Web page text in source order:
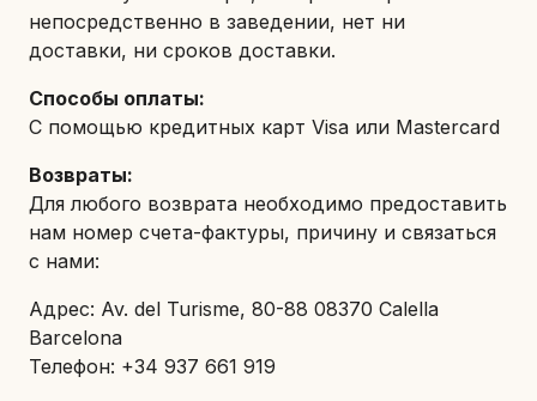
непосредственно в заведении, нет ни
доставки, ни сроков доставки.
Способы оплаты:
С помощью кредитных карт Visa или Mastercard
Возвраты:
Для любого возврата необходимо предоставить
нам номер счета-фактуры, причину и связаться
с нами:
Адрес: Av. del Turisme, 80-88 08370 Calella
Barcelona
Телефон: +34 937 661 919